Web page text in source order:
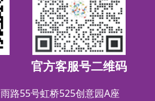
官方客服号二维码
路55号虹桥525创意园A座